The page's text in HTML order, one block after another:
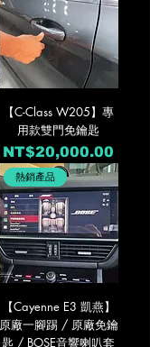
【C-Class W205】專
用款雙門免鑰匙
價格
NT$20,000.00
熱銷產品
【Cayenne E3 凱燕】
原廠一腳踢 / 原廠免鑰
匙 / BOSE音響喇叭套